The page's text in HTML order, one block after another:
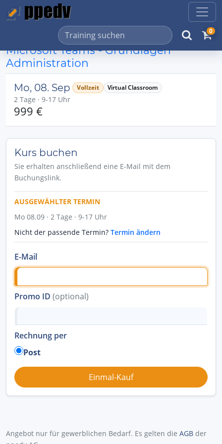
0
Microsoft Teams - Grundlagen
Administration
Mo, 08. Sep Vollzeit Virtual Classroom
2 Tage · 9-17 Uhr
999 €
Kurs buchen
Sie erhalten anschließend eine E-Mail mit dem
Buchungslink.
AUSGEWÄHLTER TERMIN
Mo 08.09 · 2 Tage · 9-17 Uhr
Nicht der passende Termin? Termin ändern
E-Mail
Promo ID (optional)
Rechnung per
Post
Angebot nur für gewerblichen Bedarf. Es gelten die AGB der